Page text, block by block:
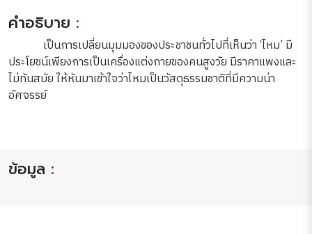
คำอธิบาย :
เป็นการเปลี่ยนมุมมองของประชาชนทั่วไปที่เห็นว่า ‘ไหม’ มี
ประโยชน์เพียงการเป็นเครื่องแต่งกายของคนสูงวัย มีราคาแพงและ
ไม่ทันสมัย ให้หันมาเข้าใจว่าไหมเป็นวัสดุธรรมชาติที่มีความน่า
อัศจรรย์
ข้อมูล :